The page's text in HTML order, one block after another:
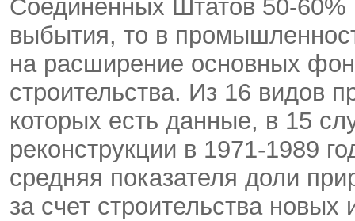
Соединенных Штатов 50-
выбытия, то в
на расширение основных
строительства. Из 16 видов
которых есть данные, в 15
реконструкции в 1971-1989
средняя показателя доли
за счет строительства